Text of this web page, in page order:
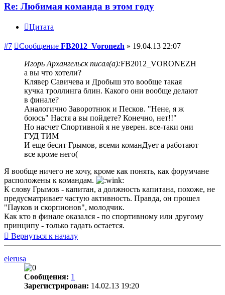
Re: Любимая команда в этом году
Цитата
#7 Сообщение FB2012_Voronezh » 19.04.13 22:07
Игорь Архангельск писал(а):FB2012_VORONEZH
а вы что хотели?
Клявер Савичева и Дробыш это вообще такая
кучка троллинга блин. Какого они вообще делают
в финале?
Аналогично Заворотнюк и Песков. "Нене, я ж
боюсь" Настя а вы пойдете? Конечно, нет!!"
Но насчет Спортивной я не уверен. все-таки они
ГУД ТИМ
И еще бесит Грымов, всеми команДует а работают
все кроме него(
Я вообще ничего не хочу, кроме как понять, как форумчане
расположены к командам.
К слову Грымов - капитан, а должность капитана, похоже, не
предусматривает частую активность. Правда, он прошел
"Пауков и скорпионов", молодчик.
Как кто в финале оказался - по спортивному или другому
принципу - только гадать остается.
Вернуться к началу
elerusa
Сообщения: 1
Зарегистрирован: 14.02.13 19:20